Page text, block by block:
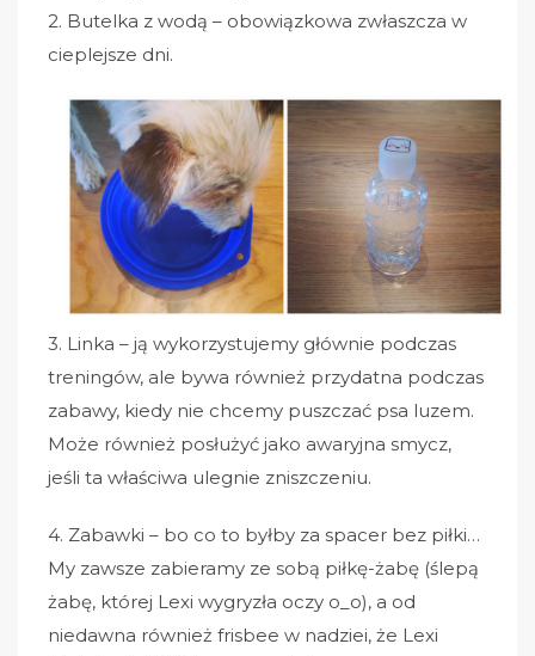
2. Butelka z wodą – obowiązkowa zwłaszcza w
cieplejsze dni.
3. Linka – ją wykorzystujemy głównie podczas
treningów, ale bywa również przydatna podczas
zabawy, kiedy nie chcemy puszczać psa luzem.
Może również posłużyć jako awaryjna smycz,
jeśli ta właściwa ulegnie zniszczeniu.
4. Zabawki – bo co to byłby za spacer bez piłki…
My zawsze zabieramy ze sobą piłkę-żabę (ślepą
żabę, której Lexi wygryzła oczy o_o), a od
niedawna również frisbee w nadziei, że Lexi